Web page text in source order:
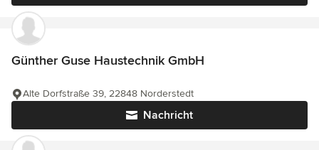
Günther Guse Haustechnik GmbH
Nachricht
Alte Dorfstraße 39, 22848 Norderstedt